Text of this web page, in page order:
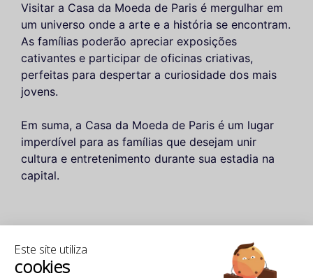
Este site utiliza
cookies
Visitar a Casa da Moeda de Paris é mergulhar em
um universo onde a arte e a história se encontram.
As famílias poderão apreciar exposições
cativantes e participar de oficinas criativas,
perfeitas para despertar a curiosidade dos mais
jovens.
Em suma, a Casa da Moeda de Paris é um lugar
imperdível para as famílias que desejam unir
cultura e entretenimento durante sua estadia na
capital.